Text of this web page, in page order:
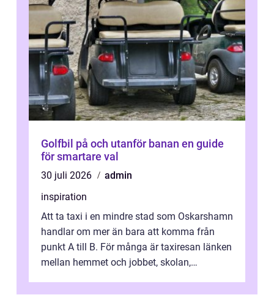
Golfbil på och utanför banan en guide
för smartare val
30 juli 2026
admin
inspiration
Att ta taxi i en mindre stad som Oskarshamn
handlar om mer än bara att komma från
punkt A till B. För många är taxiresan länken
mellan hemmet och jobbet, skolan,